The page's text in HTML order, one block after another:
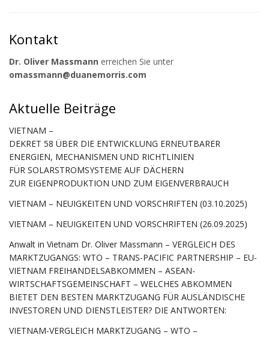
Kontakt
Dr. Oliver Massmann erreichen Sie unter
omassmann@duanemorris.com
Aktuelle Beiträge
VIETNAM –
DEKRET 58 ÜBER DIE ENTWICKLUNG ERNEUTBARER
ENERGIEN, MECHANISMEN UND RICHTLINIEN
FÜR SOLARSTROMSYSTEME AUF DÄCHERN
ZUR EIGENPRODUKTION UND ZUM EIGENVERBRAUCH
VIETNAM – NEUIGKEITEN UND VORSCHRIFTEN (03.10.2025)
VIETNAM – NEUIGKEITEN UND VORSCHRIFTEN (26.09.2025)
Anwalt in Vietnam Dr. Oliver Massmann – VERGLEICH DES
MARKTZUGANGS: WTO – TRANS-PACIFIC PARTNERSHIP – EU-
VIETNAM FREIHANDELSABKOMMEN – ASEAN-
WIRTSCHAFTSGEMEINSCHAFT – WELCHES ABKOMMEN
BIETET DEN BESTEN MARKTZUGANG FÜR AUSLÄNDISCHE
INVESTOREN UND DIENSTLEISTER? DIE ANTWORTEN:
VIETNAM-VERGLEICH MARKTZUGANG – WTO –